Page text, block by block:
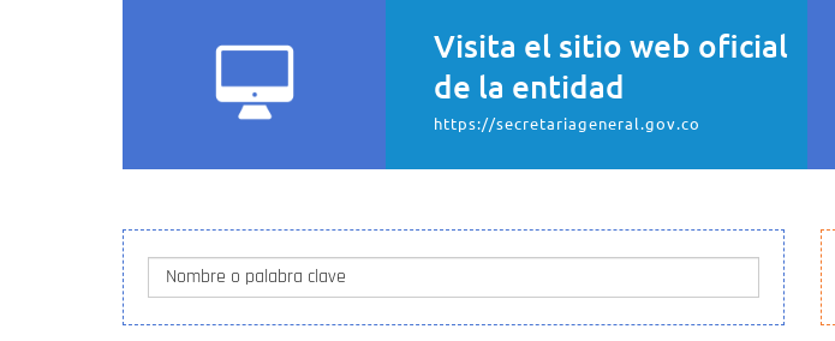
Visita el sitio web oficial
de la entidad
https://secretariageneral.gov.co
Nombre o palabra clave